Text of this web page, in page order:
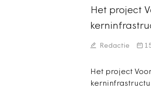
Het project
Redactie
Het project